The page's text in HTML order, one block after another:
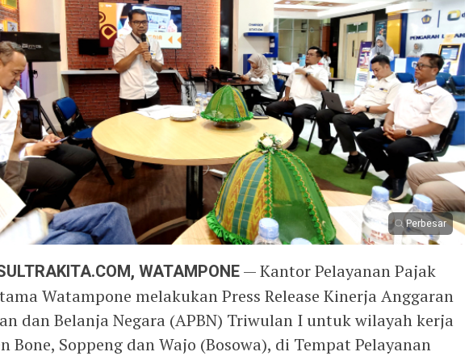
Perbesar
WATAMPONE— Kantor Pelayanan Pajak
Watampone melakukan Press Release Kinerja Anggaran
dan Belanja Negara (APBN) Triwulan I untuk wilayah kerja
Bone, Soppeng dan Wajo (Bosowa), di Tempat Pelayanan